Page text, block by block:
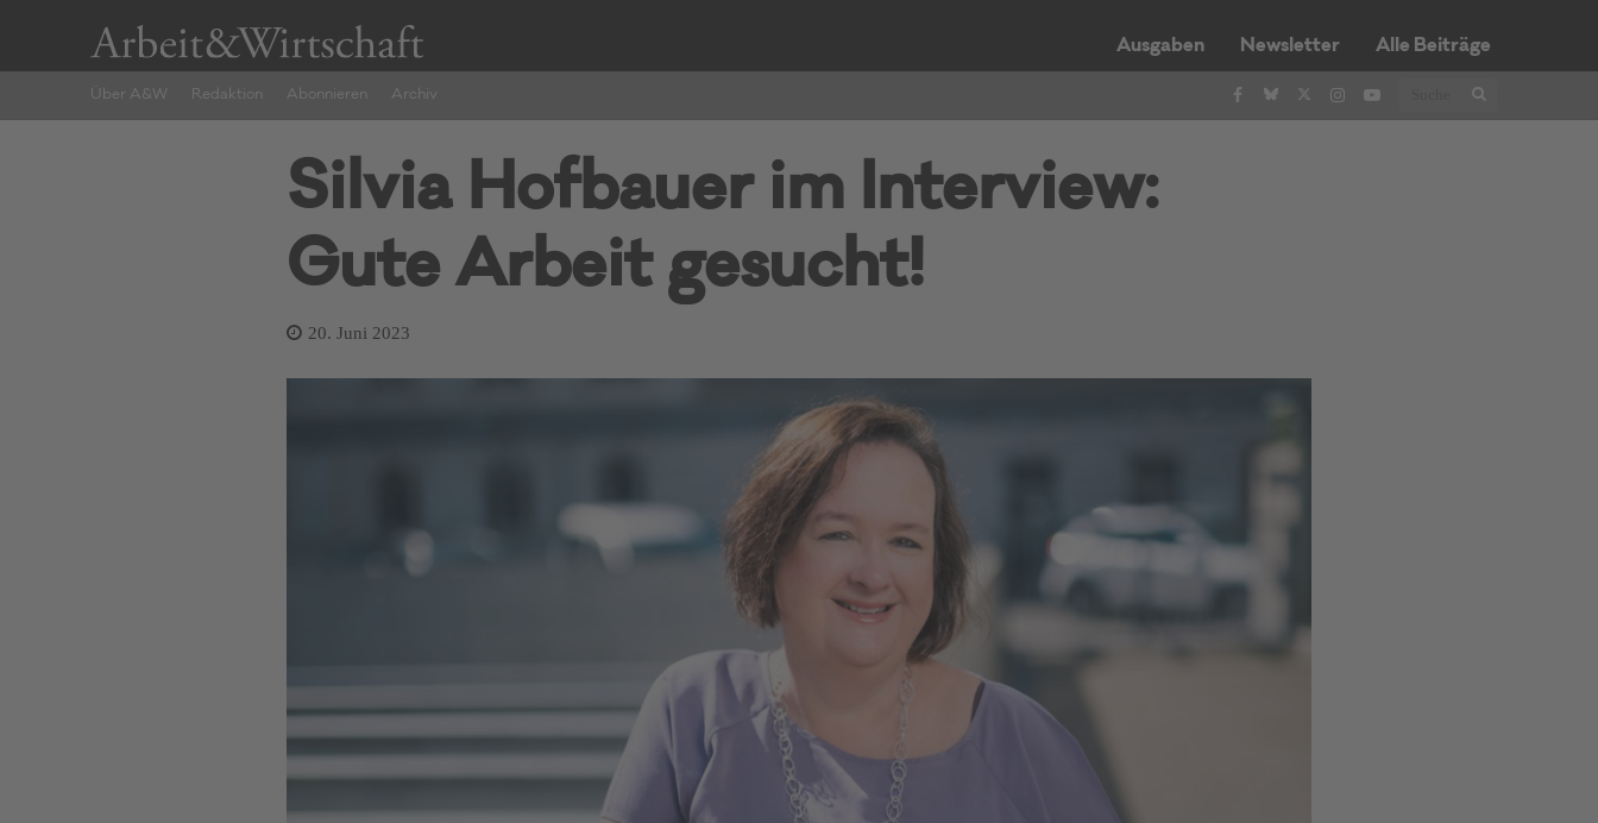
Ausgaben Newsletter Alle Beiträge
Über A&W Redaktion Abonnieren Archiv
Silvia Hofbauer im Interview:
Gute Arbeit gesucht!
20. Juni 2023